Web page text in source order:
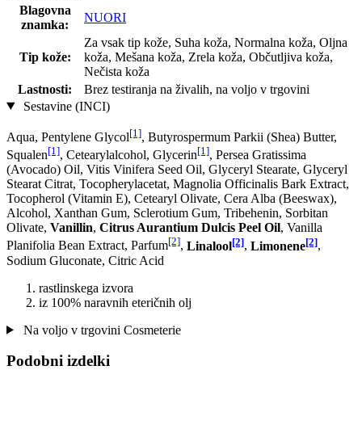
Blagovna
znamka:
NUORI
Tip kože:
Za vsak tip kože, Suha koža, Normalna koža, Oljna
koža, Mešana koža, Zrela koža, Občutljiva koža,
Nečista koža
Lastnosti:
Brez testiranja na živalih, na voljo v trgovini
Sestavine (INCI)
Aqua, Pentylene Glycol[1], Butyrospermum Parkii (Shea) Butter,
Squalen[1], Cetearylalcohol, Glycerin[1], Persea Gratissima
(Avocado) Oil, Vitis Vinifera Seed Oil, Glyceryl Stearate, Glyceryl
Stearat Citrat, Tocopherylacetat, Magnolia Officinalis Bark Extract,
Tocopherol (Vitamin E), Cetearyl Olivate, Cera Alba (Beeswax),
Alcohol, Xanthan Gum, Sclerotium Gum, Tribehenin, Sorbitan
Olivate, Vanillin, Citrus Aurantium Dulcis Peel Oil, Vanilla
Planifolia Bean Extract, Parfum[2], Linalool[2], Limonene[2],
Sodium Gluconate, Citric Acid
rastlinskega izvora
iz 100% naravnih eteričnih olj
Na voljo v trgovini Cosmeterie
Podobni izdelki